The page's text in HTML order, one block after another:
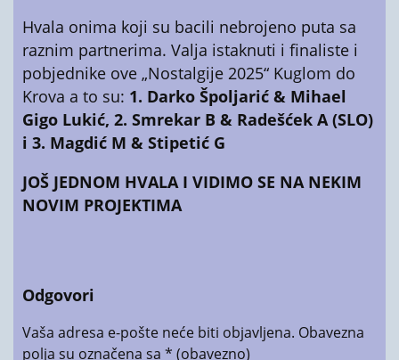
Hvala onima koji su bacili nebrojeno puta sa
raznim partnerima. Valja istaknuti i finaliste i
pobjednike ove „Nostalgije 2025“ Kuglom do
Krova a to su: 1. Darko Špoljarić & Mihael
Gigo Lukić, 2. Smrekar B & Radešćek A (SLO)
i 3. Magdić M & Stipetić G
JOŠ JEDNOM HVALA I VIDIMO SE NA NEKIM
NOVIM PROJEKTIMA
Odgovori
Vaša adresa e-pošte neće biti objavljena. Obavezna
polja su označena sa * (obavezno)